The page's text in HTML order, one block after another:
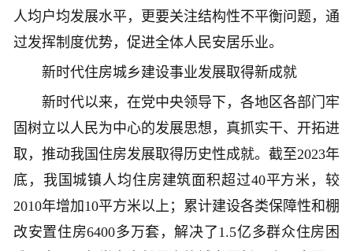
人均户均发展水平，更要关注结构性不平衡问题，通
过发挥制度优势，促进全体人民安居乐业。
新时代住房城乡建设事业发展取得新成就
新时代以来，在党中央领导下，各地区各部门牢
固树立以人民为中心的发展思想，真抓实干、开拓进
取，推动我国住房发展取得历史性成就。截至2023年
底，我国城镇人均住房建筑面积超过40平方米，较
2010年增加10平方米以上；累计建设各类保障性和棚
改安置住房6400多万套，解决了1.5亿多群众住房困